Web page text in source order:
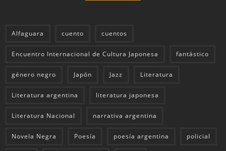
Alfaguara cuento cuentos
Encuentro Internacional de Cultura Japonesa fantástico
género negro Japón Jazz Literatura
Literatura argentina literatura japonesa
Literatura Nacional narrativa argentina
Novela Negra Poesía poesía argentina policial